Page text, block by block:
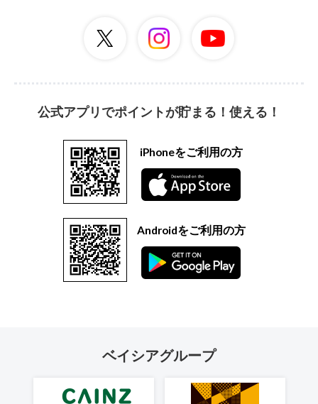
公式アプリでポイントが貯まる！使える！
iPhoneをご利用の方
Androidをご利用の方
ベイシアグループ